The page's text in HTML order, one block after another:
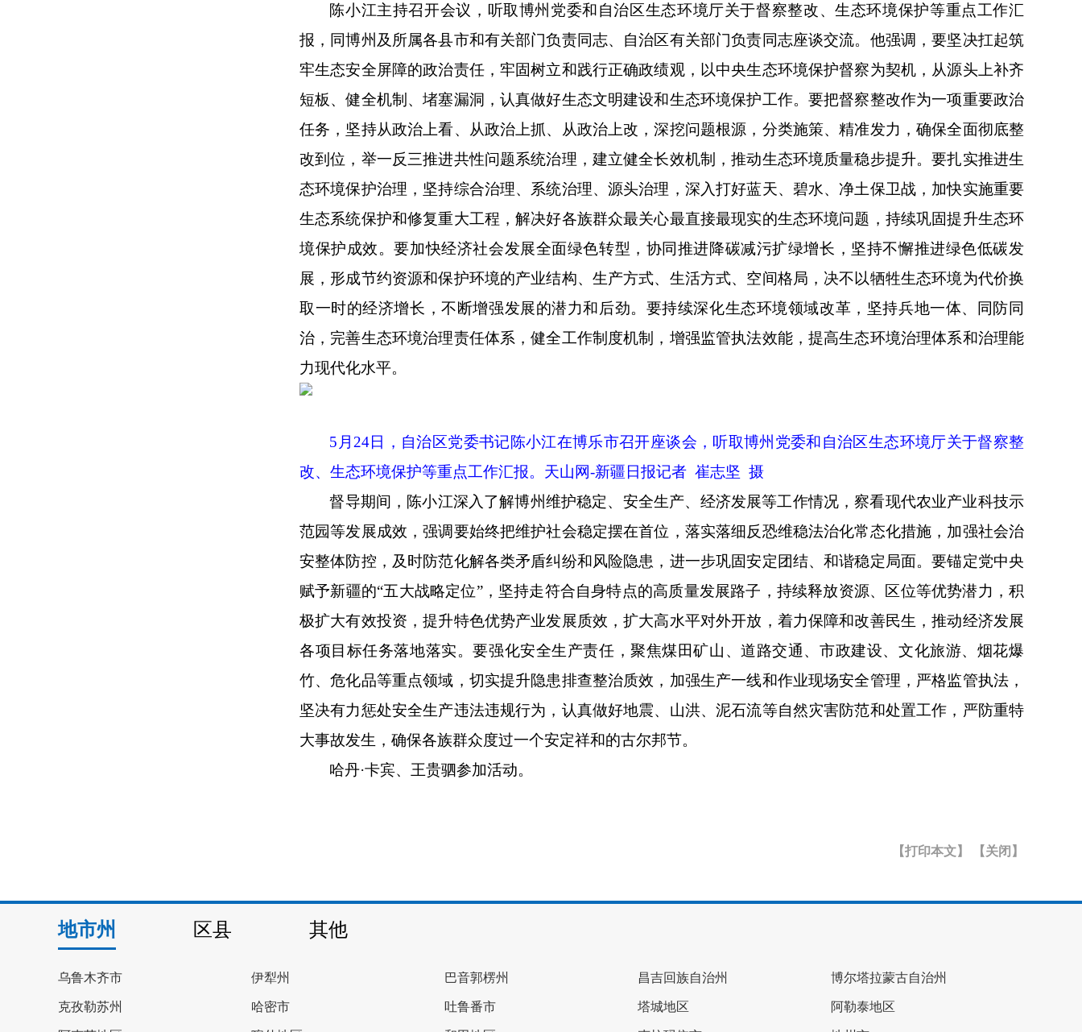
陈小江主持召开会议，听取博州党委和自治区生态环境厅关于督察整改、生态环境保护等重点工作汇
报，同博州及所属各县市和有关部门负责同志、自治区有关部门负责同志座谈交流。他强调，要坚决扛起筑
牢生态安全屏障的政治责任，牢固树立和践行正确政绩观，以中央生态环境保护督察为契机，从源头上补齐
短板、健全机制、堵塞漏洞，认真做好生态文明建设和生态环境保护工作。要把督察整改作为一项重要政治
任务，坚持从政治上看、从政治上抓、从政治上改，深挖问题根源，分类施策、精准发力，确保全面彻底整
改到位，举一反三推进共性问题系统治理，建立健全长效机制，推动生态环境质量稳步提升。要扎实推进生
态环境保护治理，坚持综合治理、系统治理、源头治理，深入打好蓝天、碧水、净土保卫战，加快实施重要
生态系统保护和修复重大工程，解决好各族群众最关心最直接最现实的生态环境问题，持续巩固提升生态环
境保护成效。要加快经济社会发展全面绿色转型，协同推进降碳减污扩绿增长，坚持不懈推进绿色低碳发
展，形成节约资源和保护环境的产业结构、生产方式、生活方式、空间格局，决不以牺牲生态环境为代价换
取一时的经济增长，不断增强发展的潜力和后劲。要持续深化生态环境领域改革，坚持兵地一体、同防同
治，完善生态环境治理责任体系，健全工作制度机制，增强监管执法效能，提高生态环境治理体系和治理能
力现代化水平。
5 月 24日，自治区党委书记陈小江在博乐市召开座谈会，听取博州党委和自治区生态环境厅关于督察整
改、生态环境保护等重点工作汇报。天山网-新疆日报记者 崔志坚 摄
督导期间，陈小江深入了解博州维护稳定、安全生产、经济发展等工作情况，察看现代农业产业科技示
范园等发展成效，强调要始终把维护社会稳定摆在首位，落实落细反恐维稳法治化常态化措施，加强社会治
安整体防控，及时防范化解各类矛盾纠纷和风险隐患，进一步巩固安定团结、和谐稳定局面。要锚定党中央
赋予新疆的“五大战略定位”，坚持走符合自身特点的高质量发展路子，持续释放资源、区位等优势潜力，积
极扩大有效投资，提升特色优势产业发展质效，扩大高水平对外开放，着力保障和改善民生，推动经济发展
各项目标任务落地落实。要强化安全生产责任，聚焦煤田矿山、道路交通、市政建设、文化旅游、烟花爆
竹、危化品等重点领域，切实提升隐患排查整治质效，加强生产一线和作业现场安全管理，严格监管执法，
坚决有力惩处安全生产违法违规行为，认真做好地震、山洪、泥石流等自然灾害防范和处置工作，严防重特
大事故发生，确保各族群众度过一个安定祥和的古尔邦节。
哈丹·卡宾、王贵驷参加活动。
【打印本文】 【关闭】
地市州 区县 其他
乌鲁木齐市 伊犁州 巴音郭楞州 昌吉回族自治州 博尔塔拉蒙古自治州
克孜勒苏州 哈密市 吐鲁番市 塔城地区 阿勒泰地区